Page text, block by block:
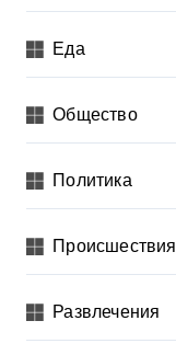
Еда
Общество
Политика
Происшествия
Развлечения